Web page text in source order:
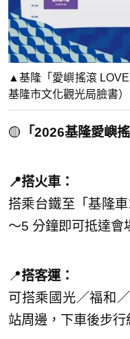
▲基隆「愛嶼搖滾
基隆市文化觀光局臉書）
🟡 「2026基隆愛嶼
📍搭火車：
搭乘台鐵至「基隆
～5 分鐘即可抵達會
📍搭客運：
可搭乘國光／福和
站周邊，下車後步行